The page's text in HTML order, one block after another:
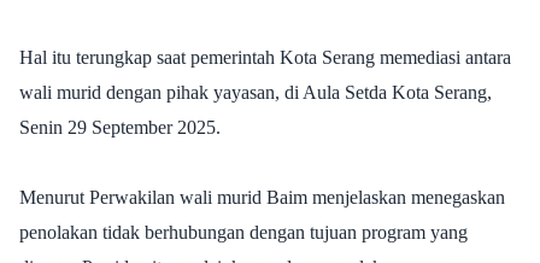
Hal itu terungkap saat pemerintah Kota Serang memediasi antara
wali murid dengan pihak yayasan, di Aula Setda Kota Serang,
Senin 29 September 2025.
Menurut Perwakilan wali murid Baim menjelaskan menegaskan
penolakan tidak berhubungan dengan tujuan program yang